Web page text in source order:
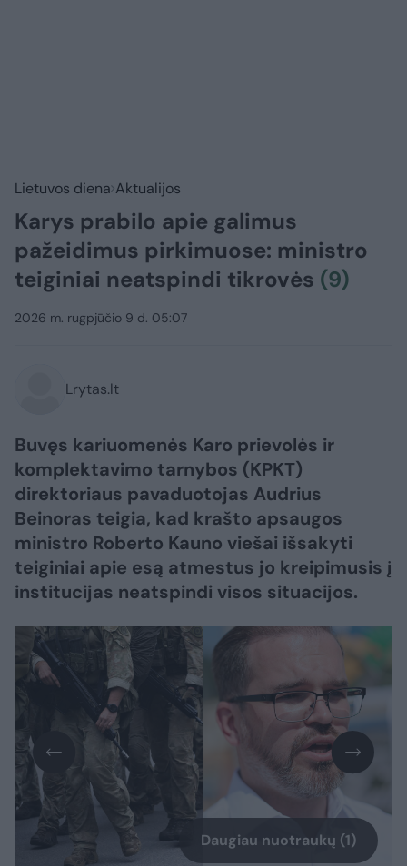
Lietuvos diena Aktualijos
Karys prabilo apie galimus
pažeidimus pirkimuose: ministro
teiginiai neatspindi tikrovės (9)
2026 m. rugpjūčio 9 d. 05:07
Lrytas.lt
Buvęs kariuomenės Karo prievolės ir
komplektavimo tarnybos (KPKT)
direktoriaus pavaduotojas Audrius
Beinoras teigia, kad krašto apsaugos
ministro Roberto Kauno viešai išsakyti
teiginiai apie esą atmestus jo kreipimusis į
institucijas neatspindi visos situacijos.
Daugiau nuotraukų (1)